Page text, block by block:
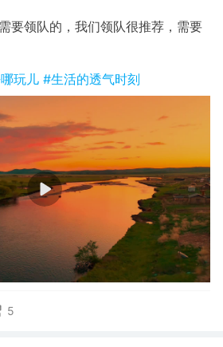
要领队的，我们领队很推荐，需要
玩儿 #生活的透气时刻
5